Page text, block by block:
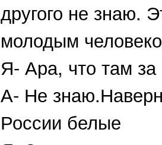
другого не знаю.
молодым
Я- Ара, что там за
А- Не
России белые